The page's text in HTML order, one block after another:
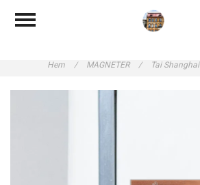
Hem / MAGNETER / Tai